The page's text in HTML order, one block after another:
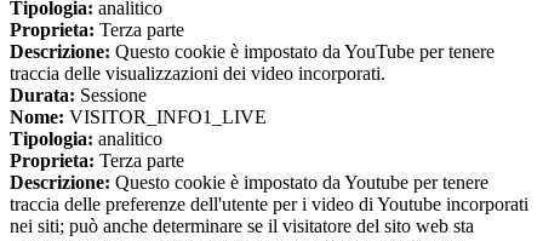
Tipologia: analitico
Proprieta: Terza parte
Descrizione: Questo cookie è impostato da YouTube per tenere
traccia delle visualizzazioni dei video incorporati.
Durata: Sessione
Nome: VISITOR_INFO1_LIVE
Tipologia: analitico
Proprieta: Terza parte
Descrizione: Questo cookie è impostato da Youtube per tenere
traccia delle preferenze dell'utente per i video di Youtube incorporati
nei siti; può anche determinare se il visitatore del sito web sta